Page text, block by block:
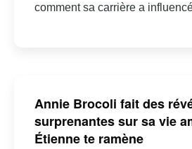
comment sa carrière a
Annie Brocoli fait des
surprenantes sur sa vie
Étienne te ramène